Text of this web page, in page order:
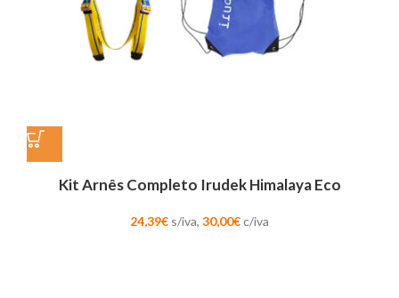
Kit Arnês Completo Irudek Himalaya Eco
24,39€ s/iva, 30,00€c/iva